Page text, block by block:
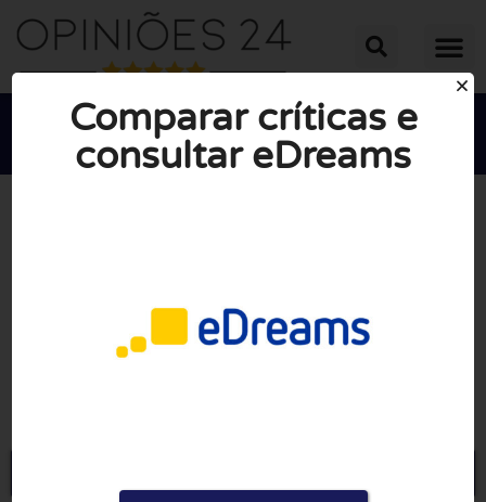

Comparar críticas e
consultar eDreams